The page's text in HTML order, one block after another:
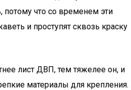
потому что со временем эти
и проступят сквозь краску
лист ДВП, тем тяжелее он, и
материалы для крепления.